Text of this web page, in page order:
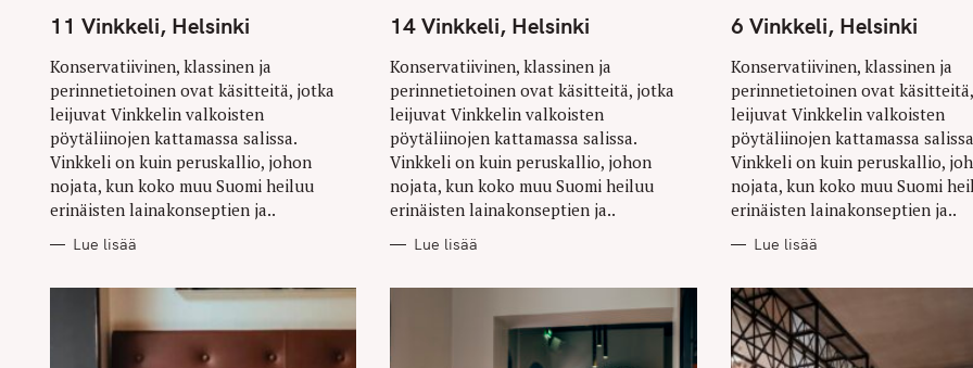
T
E
O
R
I
E
S
11 Vinkkeli, Helsinki
Konservatiivinen, klassinen ja
perinnetietoinen ovat käsitteitä, jotka
leijuvat Vinkkelin valkoisten
pöytäliinojen kattamassa salissa.
Vinkkeli on kuin peruskallio, johon
nojata, kun koko muu Suomi heiluu
erinäisten lainakonseptien ja..
Lue lisää
T
E
O
R
I
E
S
14 Vinkkeli, Helsinki
Konservatiivinen, klassinen ja
perinnetietoinen ovat käsitteitä, jotka
leijuvat Vinkkelin valkoisten
pöytäliinojen kattamassa salissa.
Vinkkeli on kuin peruskallio, johon
nojata, kun koko muu Suomi heiluu
erinäisten lainakonseptien ja..
Lue lisää
T
E
O
R
I
E
S
6 Vinkkeli, Helsinki
Konservatiivinen, klassinen ja
perinnetietoinen ovat
leijuvat Vinkkelin valkoisten
pöytäliinojen kattamassa
Vinkkeli on kuin peruskallio,
nojata, kun koko muu Suomi
erinäisten lainakonseptien ja..
Lue lisää